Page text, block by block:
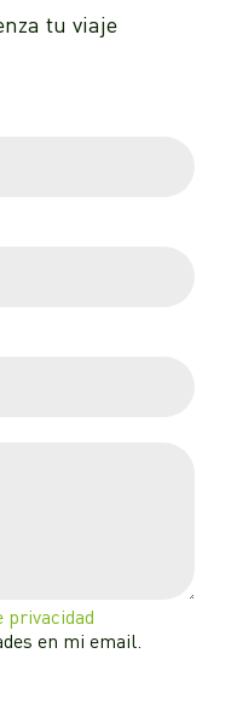
tu viaje
privacidad
en mi email.